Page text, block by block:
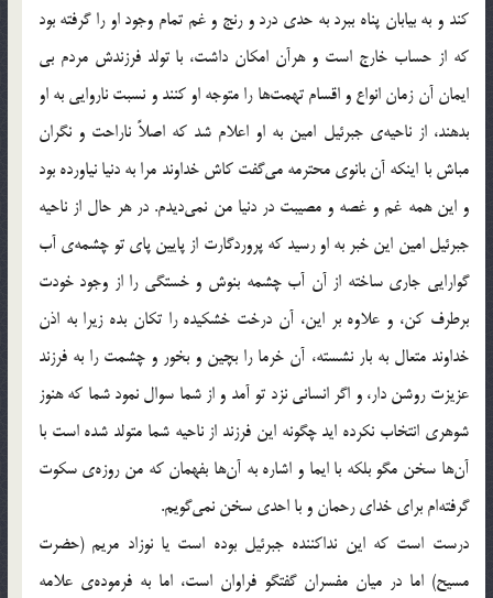
کند و به بیابان پناه ببرد به حدی درد و رنج و غم تمام وجود او را گرفته بود
که از حساب خارج است و هرآن امکان داشت، با تولد فرزندش مردم بی
ایمان آن زمان انواع و اقسام تهمت‌ها را متوجه او کنند و نسبت ناروایی به او
بدهند، از ناحیه‌ی جبرئیل امین به او اعلام شد که اصلاً ناراحت و نگران
مباش با اینکه آن بانوی محترمه می‌گفت کاش خداوند مرا به دنیا نیاورده بود
و این همه غم و غصه و مصیبت در دنیا من نمی‌دیدم. در هر حال از ناحیه
جبرئیل امین این خبر به او رسید که پروردگارت از پایین پای تو چشمه‌ی آب
گوارایی جاری ساخته از آن آب چشمه بنوش و خستگی را از وجود خودت
برطرف کن، و علاوه بر این، آن درخت خشکیده را تکان بده زیرا به اذن
خداوند متعال به بار نشسته، آن خرما را بچین و بخور و چشمت را به فرزند
عزیزت روشن دار، و اگر انسانی نزد تو آمد و از شما سوال نمود شما که هنوز
شوهری انتخاب نکرده اید چگونه این فرزند از ناحیه شما متولد شده است با
آن‌ها سخن مگو بلکه با ایما و اشاره به آن‌ها بفهمان که من روزه‌ی سکوت
گرفته‌ام برای خدای رحمان و با احدی سخن نمی‌گویم.
درست است که این نداکننده جبرئیل بوده است یا نوزاد مریم (حضرت
مسیح) اما در میان مفسران گفتگو فراوان است، اما به فرموده‌ی علامه